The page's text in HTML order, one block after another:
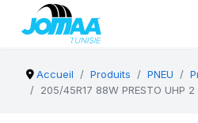
Accueil Produits PNEU
205/45R17 88W PRESTO UHP 2